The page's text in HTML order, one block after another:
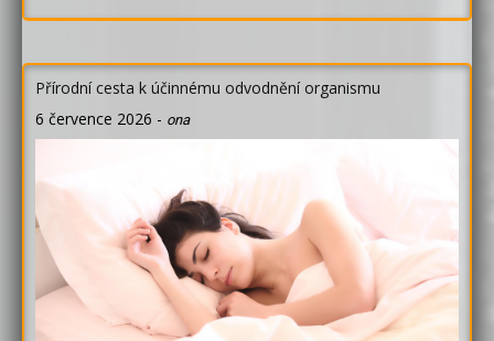
Přírodní cesta k účinnému odvodnění organismu
6 července 2026 - ona